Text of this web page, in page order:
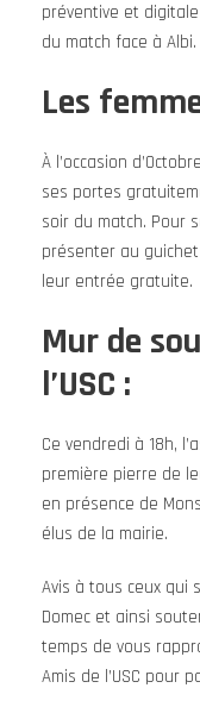
préventive et
du match face à Albi.
Les
À l’occasion
ses portes
soir du match. Pour
présenter au
leur entrée gratuite.
Mur de
l’USC :
Ce vendredi à 18h,
première pierre de
en présence de
élus de la mairie.
Avis à tous ceux qui
Domec et ainsi
temps de vous
Amis de l’USC pour